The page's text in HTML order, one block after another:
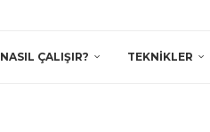
NASIL ÇALIŞIR? TEKNIKLER